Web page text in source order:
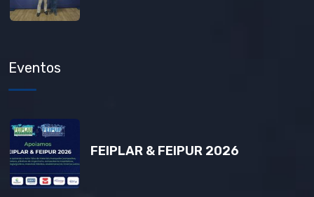
Eventos
FEIPLAR & FEIPUR 2026